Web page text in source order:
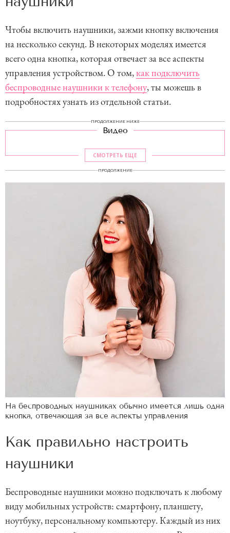
Чтобы включить наушники, зажми кнопку включения
на несколько секунд. В некоторых моделях имеется
всего одна кнопка, которая отвечает за все аспекты
управления устройством. О том,как подключить
беспроводные наушники к телефону, ты можешь в
подробностях узнать из отдельной статьи.
ПРОДОЛЖЕНИЕ НИЖЕ
Видео
СМОТРЕТЬ ЕЩЕ
ПРОДОЛЖЕНИЕ
На беспроводных наушниках обычно имеется лишь одна
кнопка, отвечающая за все аспекты управления
Как правильно настроить
наушники
Беспроводные наушники можно подключать к любому
виду мобильных устройств: смартфону, планшету,
ноутбуку, персональному компьютеру. Каждый из них